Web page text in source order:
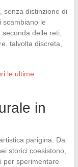
senza distinzione di
scambiano le
delle reti,
talvolta discreta,
le ultime
in
parigina. Da
storici coesistono,
per sperimentare